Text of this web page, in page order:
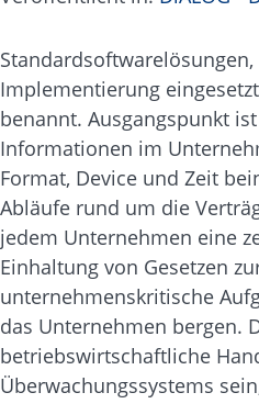
Implementierung
benannt. Ausgangspunkt
Informationen im
Format, Device und Zeit
Abläufe rund um die
jedem Unternehmen eine
Einhaltung von Gesetzen
unternehmenskritische
das Unternehmen bergen.
betriebswirtschaftliche
Überwachungssystems